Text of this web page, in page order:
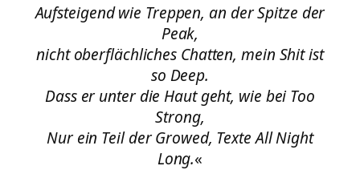
Aufsteigend wie Treppen, an der Spitze der
Peak,
nicht oberflächliches Chatten, mein Shit ist
so Deep.
Dass er unter die Haut geht, wie bei Too
Strong,
Nur ein Teil der Growed, Texte All Night
Long.«